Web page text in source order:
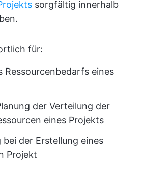
sorgfältig innerhalb
für:
Ressourcenbedarfs eines
der Verteilung der
eines Projekts
der Erstellung eines
Projekt